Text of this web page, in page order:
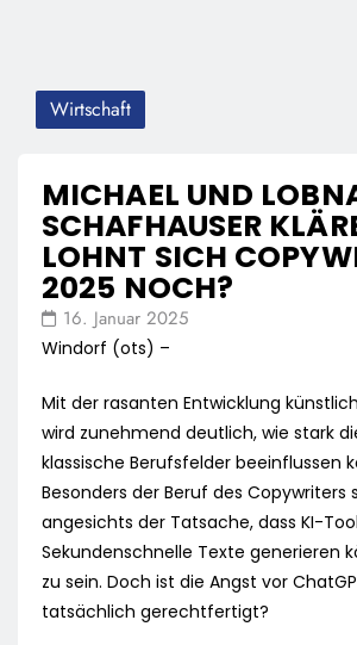
Wirtschaft
MICHAEL UND
SCHAFHAUSER
LOHNT SICH
2025 NOCH?
16. Januar 2025
Windorf (ots) –
Mit der rasanten Entwicklung
wird zunehmend deutlich, wie stark
klassische Berufsfelder beeinflussen
Besonders der Beruf des Copywriters
angesichts der Tatsache, dass KI-
Sekundenschnelle Texte generieren
zu sein. Doch ist die Angst vor
tatsächlich gerechtfertigt?